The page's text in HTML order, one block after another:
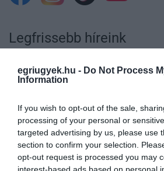
egriugyek.hu - Do Not Process
Information
If you wish to opt-out of the sale,
processing of your personal or
targeted advertising by us, please use
section to confirm your selection.
opt-out request is processed you may
Legfrissebb híreink
2026. augusztus